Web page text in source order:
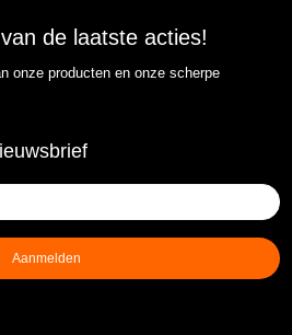
de laatste acties!
onze producten en onze scherpe
Aanmelden